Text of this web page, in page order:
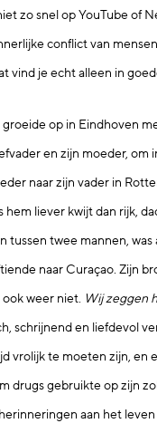
zo snel op YouTube of
conflict van
vind je echt alleen in
op in Eindhoven
en zijn moeder, om
naar zijn vader in
hem liever kwijt dan rijk,
tussen twee mannen,
naar Curaçao. Zijn
weer niet. Wij zeggen
schrijnend en liefdevol
vrolijk te moeten zijn, en
drugs gebruikte op zijn
aan het